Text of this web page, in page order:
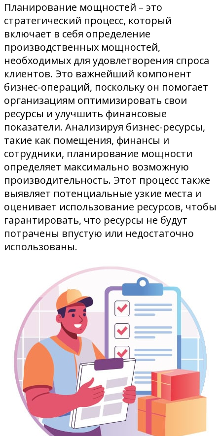
Планирование мощностей – это
стратегический процесс, который
включает в себя определение
производственных мощностей,
необходимых для удовлетворения спроса
клиентов. Это важнейший компонент
бизнес-операций, поскольку он помогает
организациям оптимизировать свои
ресурсы и улучшить финансовые
показатели. Анализируя бизнес-ресурсы,
такие как помещения, финансы и
сотрудники, планирование мощности
определяет максимально возможную
производительность. Этот процесс также
выявляет потенциальные узкие места и
оценивает использование ресурсов, чтобы
гарантировать, что ресурсы не будут
потрачены впустую или недостаточно
использованы.